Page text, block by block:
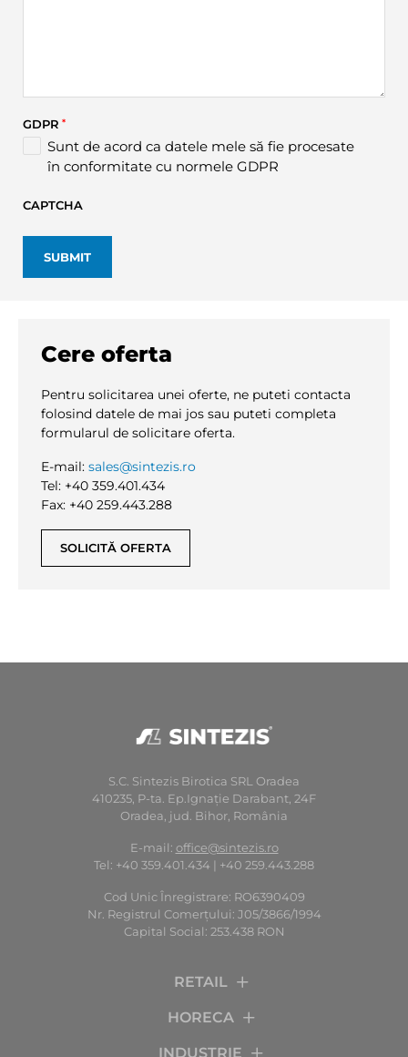
GDPR *
Sunt de acord ca datele mele să fie procesate
în conformitate cu normele GDPR
CAPTCHA
Cere oferta
Pentru solicitarea unei oferte, ne puteti contacta
folosind datele de mai jos sau puteti completa
formularul de solicitare oferta.
E-mail: sales@sintezis.ro
Tel: +40 359.401.434
Fax: +40 259.443.288
SOLICITĂ OFERTA
S.C. Sintezis Birotica SRL Oradea
410235, P-ta. Ep.Ignaţie Darabant, 24F
Oradea, jud. Bihor, România
E-mail: office@sintezis.ro
Tel: +40 359.401.434 | +40 259.443.288
Cod Unic Înregistrare: RO6390409
Nr. Registrul Comerţului: J05/3866/1994
Capital Social: 253.438 RON
RETAIL
HORECA
INDUSTRIE